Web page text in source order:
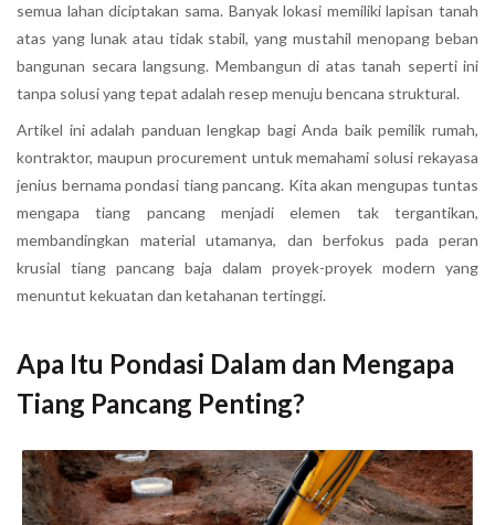
semua lahan diciptakan sama. Banyak lokasi memiliki lapisan tanah
atas yang lunak atau tidak stabil, yang mustahil menopang beban
bangunan secara langsung. Membangun di atas tanah seperti ini
tanpa solusi yang tepat adalah resep menuju bencana struktural.
Artikel ini adalah panduan lengkap bagi Anda baik pemilik rumah,
kontraktor, maupun procurement untuk memahami solusi rekayasa
jenius bernama pondasi tiang pancang. Kita akan mengupas tuntas
mengapa tiang pancang menjadi elemen tak tergantikan,
membandingkan material utamanya, dan berfokus pada peran
krusial tiang pancang baja dalam proyek-proyek modern yang
menuntut kekuatan dan ketahanan tertinggi.
Apa Itu Pondasi Dalam dan Mengapa
Tiang Pancang Penting?